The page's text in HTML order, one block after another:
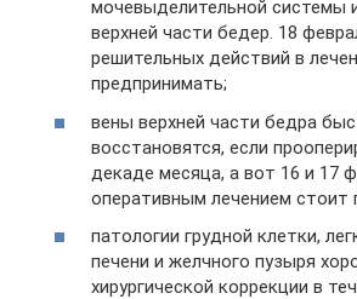
мочевыделительной системы
верхней части бедер. 18
решительных действий в
предпринимать;
вены верхней части бедра
восстановятся, если
декаде месяца, а вот 16 и 17
оперативным лечением стоит
патологии грудной клетки,
печени и желчного пузыря
хирургической коррекции в